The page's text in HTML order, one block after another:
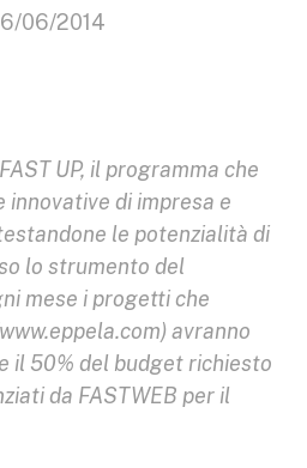
06/2014
UP, il programma che
innovative di impresa e
le potenzialità di
lo strumento del
mese i progetti che
avranno
il 50% del budget richiesto
da FASTWEB per il